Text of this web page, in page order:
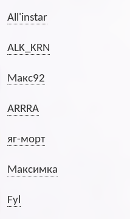
All'instar
ALK_KRN
Макс92
ARRRA
яг-морт
Максимка
Fyl